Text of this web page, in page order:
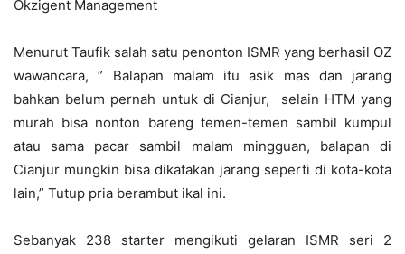
Okzigent Management
Menurut Taufik salah satu penonton ISMR yang berhasil OZ
wawancara, ” Balapan malam itu asik mas dan jarang
bahkan belum pernah untuk di Cianjur, selain HTM yang
murah bisa nonton bareng temen-temen sambil kumpul
atau sama pacar sambil malam mingguan, balapan di
Cianjur mungkin bisa dikatakan jarang seperti di kota-kota
lain,” Tutup pria berambut ikal ini.
Sebanyak 238 starter mengikuti gelaran ISMR seri 2